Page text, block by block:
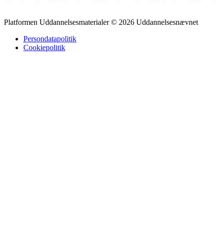
Platformen Uddannelsesmaterialer © 2026 Uddannelsesnævnet
Persondatapolitik
Cookiepolitik